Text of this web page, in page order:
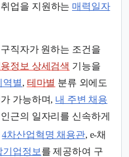
업을 지원하는 매력일자
직자가 원하는 조건을
정보 상세검색 기능을
역별, 테마별 분류 외에도
가능하며, 내 주변 채용
근의 일자리를 신속하게
4차산업혁명 채용관, e-채
기업정보 를 제공하여 구